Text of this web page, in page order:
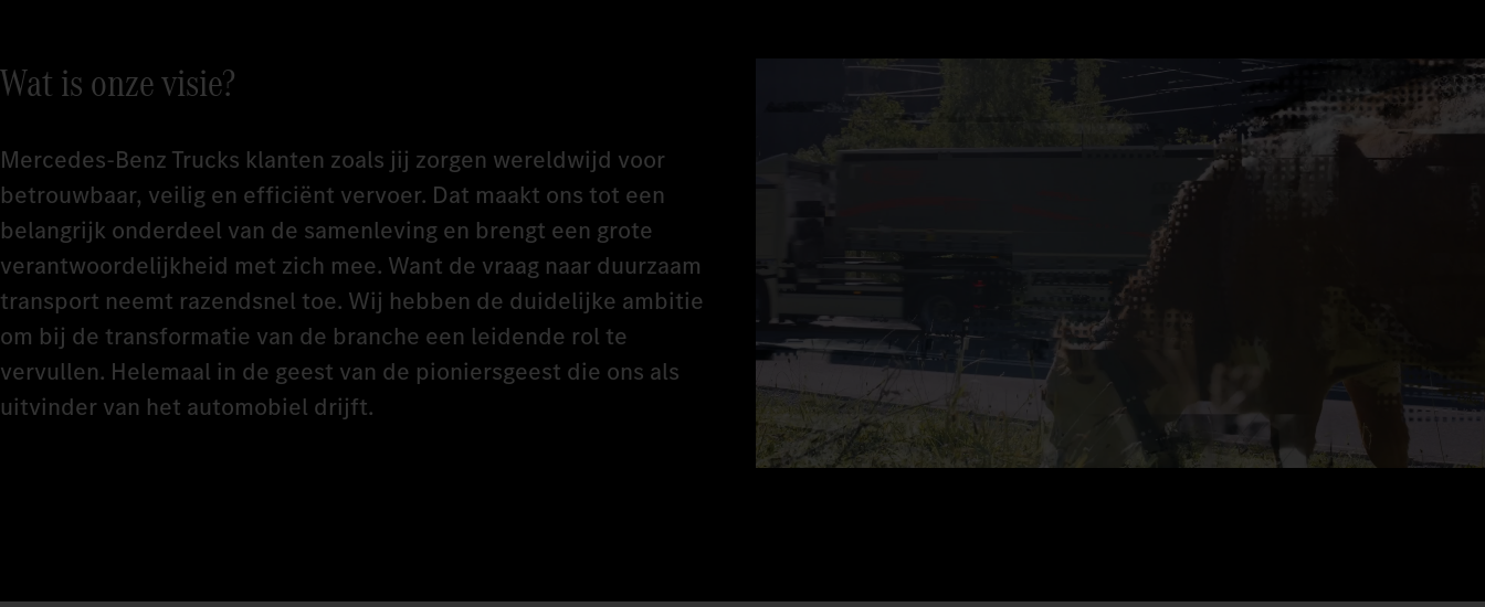
Wat is onze visie?
Mercedes‑Benz Trucks klanten zoals jij zorgen wereldwijd voor
betrouwbaar, veilig en efficiënt vervoer. Dat maakt ons tot een
belangrijk onderdeel van de samenleving en brengt een grote
verantwoordelijkheid met zich mee. Want de vraag naar duurzaam
transport neemt razendsnel toe. Wij hebben de duidelijke ambitie
om bij de transformatie van de branche een leidende rol te
vervullen. Helemaal in de geest van de pioniersgeest die ons als
uitvinder van het automobiel drijft.